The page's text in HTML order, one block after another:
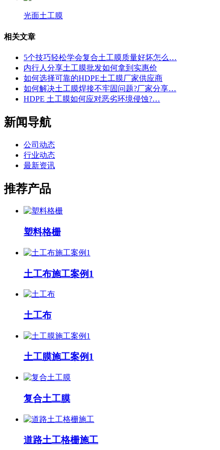
光面土工膜
相关文章
5个技巧轻松学会复合土工膜质量好坏怎么…
内行人分享土工膜批发如何拿到实惠价
如何选择可靠的HDPE土工膜厂家供应商
如何解决土工膜焊接不牢固问题?厂家分享…
HDPE 土工膜如何应对恶劣环境侵蚀?…
新闻导航
公司动态
行业动态
最新资讯
推荐产品
塑料格栅
土工布施工案例1
土工布
土工膜施工案例1
复合土工膜
道路土工格栅施工